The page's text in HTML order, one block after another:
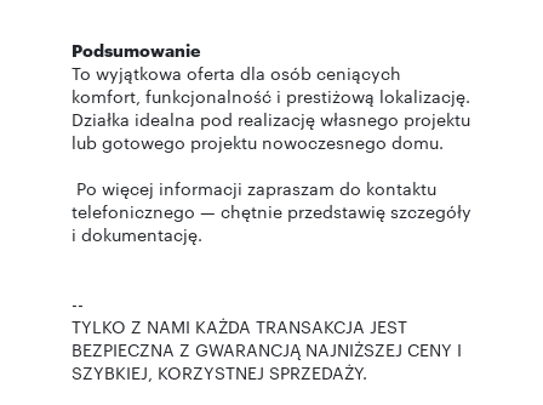
Podsumowanie
To wyjątkowa oferta dla osób ceniących
komfort, funkcjonalność i prestiżową lokalizację.
Działka idealna pod realizację własnego projektu
lub gotowego projektu nowoczesnego domu.
Po więcej informacji zapraszam do kontaktu
telefonicznego — chętnie przedstawię szczegóły
i dokumentację.
--
TYLKO Z NAMI KAŻDA TRANSAKCJA JEST
BEZPIECZNA Z GWARANCJĄ NAJNIŻSZEJ CENY I
SZYBKIEJ, KORZYSTNEJ SPRZEDAŻY.